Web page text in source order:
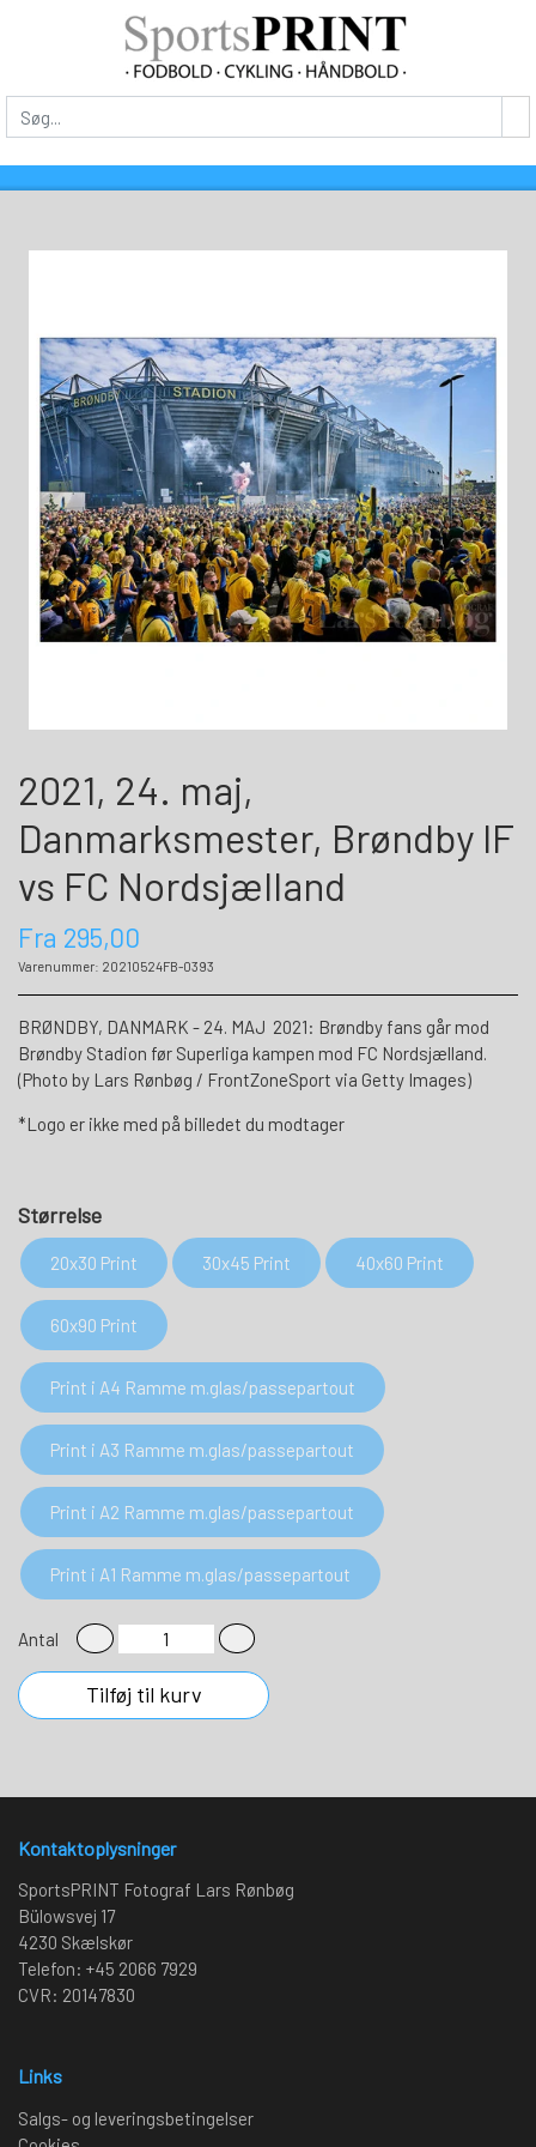
2021, 24. maj,
Danmarksmester, Brøndby IF
vs FC Nordsjælland
Fra 295,00
Varenummer: 20210524FB-0393
BRØNDBY, DANMARK - 24. MAJ 2021: Brøndby fans går mod
Brøndby Stadion før Superliga kampen mod FC Nordsjælland.
(Photo by Lars Rønbøg / FrontZoneSport via Getty Images)
*Logo er ikke med på billedet du modtager
Størrelse
20x30 Print 30x45 Print 40x60 Print
60x90 Print
Print i A4 Ramme m.glas/passepartout
Print i A3 Ramme m.glas/passepartout
Print i A2 Ramme m.glas/passepartout
Print i A1 Ramme m.glas/passepartout
Antal
Tilføj til kurv
Kontaktoplysninger
SportsPRINT Fotograf Lars Rønbøg
Bülowsvej 17
4230 Skælskør
Telefon: +45 2066 7929
CVR: 20147830
Links
Salgs- og leveringsbetingelser